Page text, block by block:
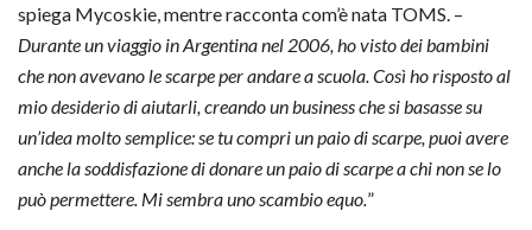
spiega Mycoskie, mentre racconta com’è nata TOMS. –
Durante un viaggio in Argentina nel 2006, ho visto dei bambini
che non avevano le scarpe per andare a scuola. Così ho risposto al
mio desiderio di aiutarli, creando un business che si basasse su
un’idea molto semplice: se tu compri un paio di scarpe, puoi avere
anche la soddisfazione di donare un paio di scarpe a chi non se lo
può permettere. Mi sembra uno scambio equo. ”